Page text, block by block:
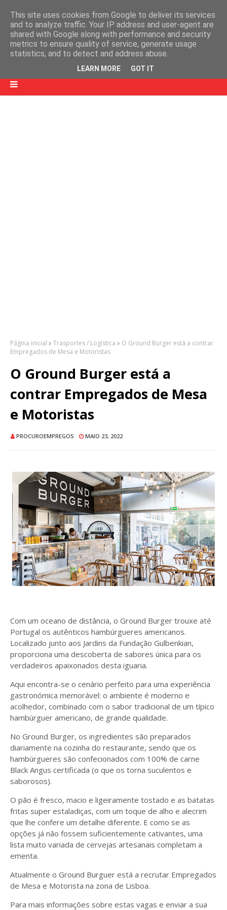
Página inicial Trasportes / Logística
O Ground Burger está a contrar
Empregados de Mesa e Motoristas
O Ground Burger está a
contrar Empregados de Mesa
e Motoristas
PROCUROEMPREGOS MAIO 23, 2022
Com um oceano de distância, o Ground Burger trouxe até
Portugal os autênticos hambúrgueres americanos.
Localizado junto aos Jardins da Fundação Gulbenkian,
proporciona uma descoberta de sabores única para os
verdadeiros apaixonados desta iguaria.
Aqui encontra-se o cenário perfeito para uma experiência
gastronómica memorável: o ambiente é moderno e
acolhedor, combinado com o sabor tradicional de um típico
hambúrguer americano, de grande qualidade.
No Ground Burger, os ingredientes são preparados
diariamente na cozinha do restaurante, sendo que os
hambúrgueres são confecionados com 100% de carne
Black Angus certificada (o que os torna suculentos e
saborosos).
O pão é fresco, macio e ligeiramente tostado e as batatas
fritas super estaladiças, com um toque de alho e alecrim
que lhe confere um detalhe diferente. E como se as
opções já não fossem suficientemente cativantes, uma
lista muito variada de cervejas artesanais completam a
ementa.
Atualmente o Ground Burguer está a recrutar Empregados
de Mesa e Motorista na zona de Lisboa.
Para mais informações sobre estas vagas e enviar a sua
This site uses cookies from Google to deliver its services
and to analyze traffic. Your IP address and user-agent are
shared with Google along with performance and security
metrics to ensure quality of service, generate usage
statistics, and to detect and address abuse.
LEARN MORE GOT IT